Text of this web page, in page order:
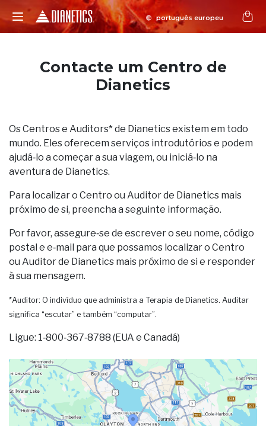
Contacte um Centro de
Dianetics
Os Centros e Auditors* de Dianetics existem em todo
mundo. Eles oferecem serviços introdutórios e podem
ajudá‑lo a começar a sua viagem, ou iniciá‑lo na
aventura de Dianetics.
Para localizar o Centro ou Auditor de Dianetics mais
próximo de si, preencha a seguinte informação.
Por favor, assegure‑se de escrever o seu nome, código
postal e e‑mail para que possamos localizar o Centro
ou Auditor de Dianetics mais próximo de si e responder
à sua mensagem.
*Auditor: O indivíduo que administra a Terapia de Dianetics. Auditar
significa “escutar” e também “computar”.
Ligue: 1‑800‑367‑8788 (EUA e Canadá)